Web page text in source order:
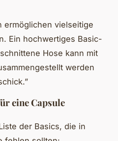
ermöglichen vielseitige
Ein hochwertiges Basic-
Hose kann mit
werden
eine Capsule
der Basics, die in